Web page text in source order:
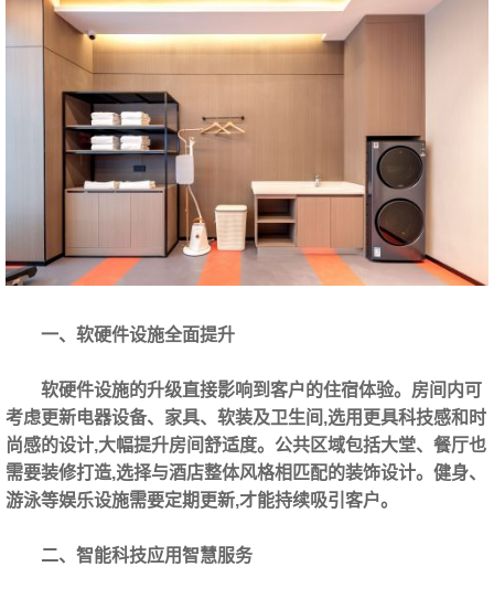
一、软硬件设施全面提升
软硬件设施的升级直接影响到客户的住宿体验。房间内可
考虑更新电器设备、家具、软装及卫生间,选用更具科技感和时
尚感的设计,大幅提升房间舒适度。公共区域包括大堂、餐厅也
需要装修打造,选择与酒店整体风格相匹配的装饰设计。健身、
游泳等娱乐设施需要定期更新,才能持续吸引客户。
二、智能科技应用智慧服务